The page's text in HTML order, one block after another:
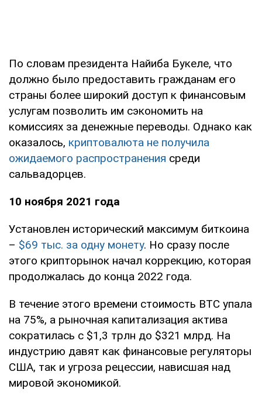
По словам президента Найиба Букеле, что
должно было предоставить гражданам его
страны более широкий доступ к финансовым
услугам позволить им сэкономить на
комиссиях за денежные переводы. Однако как
оказалось, криптовалюта не получила
ожидаемого распространения среди
сальвадорцев.
10 ноября 2021 года
Установлен исторический максимум биткоина
– $69 тыс. за одну монету. Но сразу после
этого крипторынок начал коррекцию, которая
продолжалась до конца 2022 года.
В течение этого времени стоимость BTC упала
на 75%, а рыночная капитализация актива
сократилась с $1,3 трлн до $321 млрд. На
индустрию давят как финансовые регуляторы
США, так и угроза рецессии, нависшая над
мировой экономикой.